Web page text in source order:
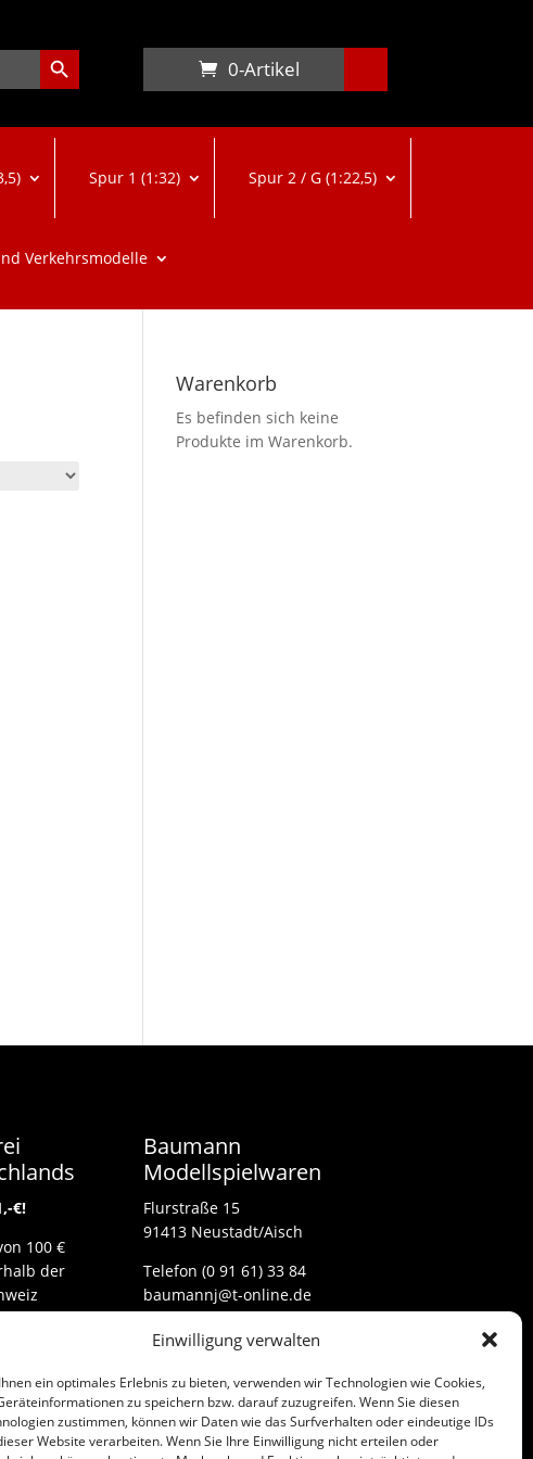
Einwilligung verwalten
ein optimales Erlebnis zu bieten, verwenden wir Technologien wie Cookies,
zu speichern bzw. darauf zuzugreifen. Wenn Sie diesen
zustimmen, können wir Daten wie das Surfverhalten oder eindeutige IDs
Website verarbeiten. Wenn Sie Ihre Einwilligung nicht erteilen oder
Search Button
0-Artikel
Spur 1 (1:32) Spur 2 / G (1:22,5)
Verkehrsmodelle
Warenkorb
Es befinden sich keine
Produkte im Warenkorb.
€!
100 €
der
Baumann
Modellspielwaren
Flurstraße 15
91413 Neustadt/Aisch
Telefon (0 91 61) 33 84
baumannj@t-online.de
Kontakt
Impressum